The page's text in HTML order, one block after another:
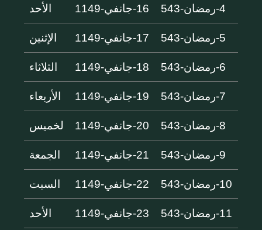
4-رمضان-543 16-جانفي-1149 الأحد
5-رمضان-543 17-جانفي-1149 الإثنين
6-رمضان-543 18-جانفي-1149 الثلاثاء
7-رمضان-543 19-جانفي-1149 الأربعاء
8-رمضان-543 20-جانفي-1149 لخميس
9-رمضان-543 21-جانفي-1149 الجمعة
10-رمضان-543 22-جانفي-1149 السبت
11-رمضان-543 23-جانفي-1149 الأحد